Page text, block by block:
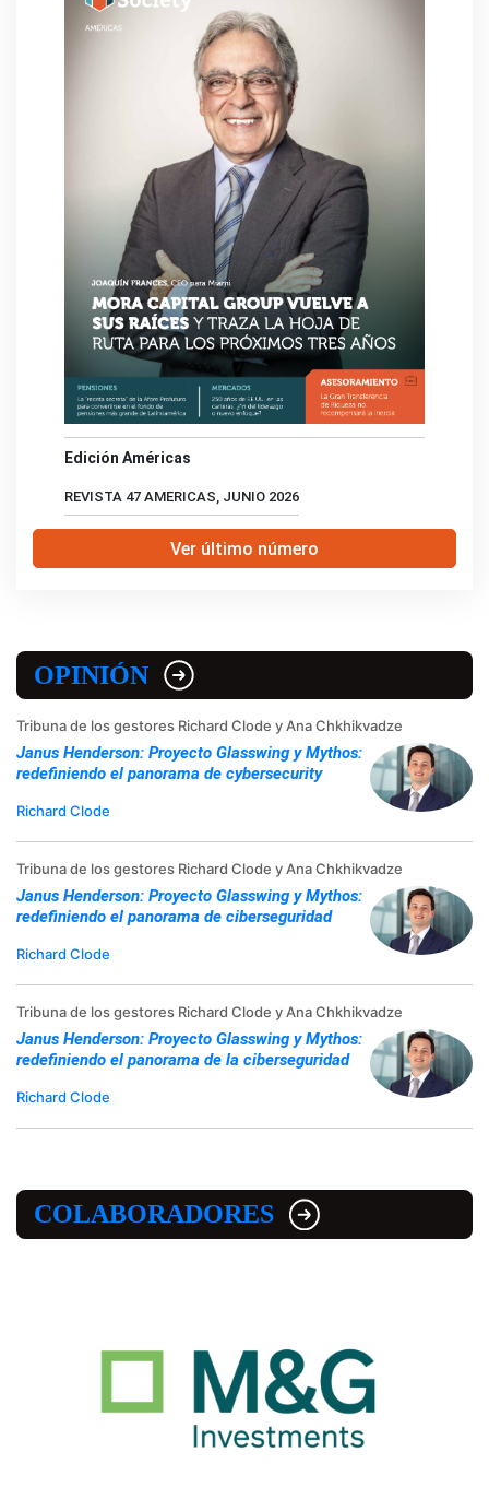
Edición Américas
REVISTA 47 AMERICAS, JUNIO 2026
Ver último número
OPINIÓN
Tribuna de los gestores Richard Clode y Ana Chkhikvadze
Janus Henderson: Proyecto Glasswing y Mythos:
redefiniendo el panorama de cybersecurity
Richard Clode
Tribuna de los gestores Richard Clode y Ana Chkhikvadze
Janus Henderson: Proyecto Glasswing y Mythos:
redefiniendo el panorama de ciberseguridad
Richard Clode
Tribuna de los gestores Richard Clode y Ana Chkhikvadze
Janus Henderson: Proyecto Glasswing y Mythos:
redefiniendo el panorama de la ciberseguridad
Richard Clode
COLABORADORES